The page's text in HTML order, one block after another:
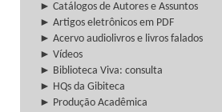
► Catálogos de Autores e Assuntos
► Artigos eletrônicos em PDF
► Acervo audiolivros e livros falados
► Vídeos
► Biblioteca Viva: consulta
► HQs da Gibiteca
► Produção Acadêmica